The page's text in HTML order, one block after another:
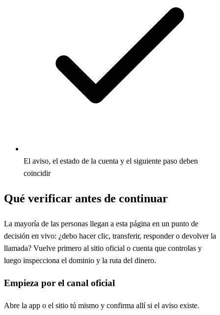
El aviso, el estado de la cuenta y el siguiente paso deben
coincidir
Qué verificar antes de continuar
La mayoría de las personas llegan a esta página en un punto de
decisión en vivo: ¿debo hacer clic, transferir, responder o devolver la
llamada? Vuelve primero al sitio oficial o cuenta que controlas y
luego inspecciona el dominio y la ruta del dinero.
Empieza por el canal oficial
Abre la app o el sitio tú mismo y confirma allí si el aviso existe.